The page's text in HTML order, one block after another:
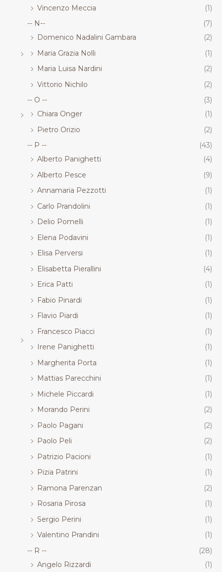
Vincenzo Meccia
(1)
-- N--
(7)
Domenico Nadalini Gambara
(2)
Maria Grazia Nolli
(1)
Maria Luisa Nardini
(2)
Vittorio Nichilo
(2)
-- O --
(3)
Chiara Onger
(1)
Pietro Orizio
(2)
-- P --
(43)
Alberto Panighetti
(4)
Alberto Pesce
(9)
Annamaria Pezzotti
(1)
Carlo Prandolini
(1)
Delio Pomelli
(1)
Elena Podavini
(1)
Elisa Perversi
(1)
Elisabetta Pierallini
(4)
Erica Patti
(1)
Fabio Pinardi
(1)
Flavio Piardi
(1)
Francesco Piacci
(1)
Irene Panighetti
(1)
Margherita Porta
(1)
Mattias Parecchini
(1)
Michele Piccardi
(1)
Morando Perini
(2)
Paolo Pagani
(2)
Paolo Peli
(2)
Patrizio Pacioni
(1)
Pizia Patrini
(1)
Ramona Parenzan
(2)
Rosaria Pirosa
(1)
Sergio Perini
(1)
Valentino Prandini
(1)
-- R --
(28)
Angelo Rizzardi
(1)